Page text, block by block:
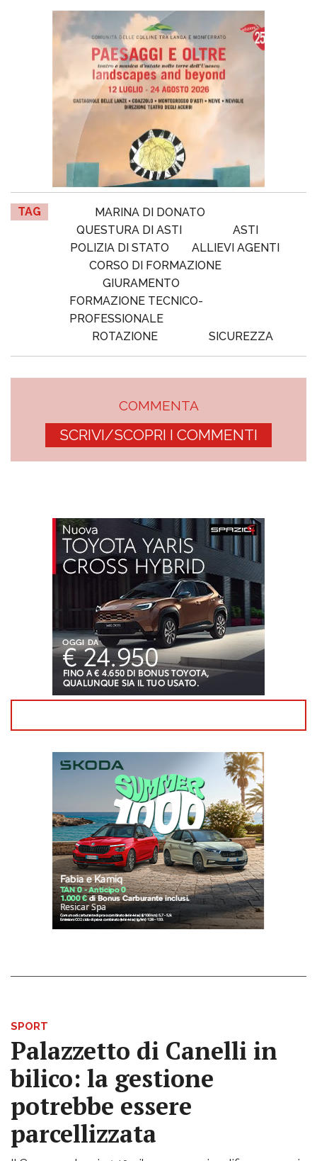
TAG
MARINA DI DONATO
QUESTURA DI ASTI
ASTI
POLIZIA DI STATO
ALLIEVI AGENTI
CORSO DI FORMAZIONE
GIURAMENTO
FORMAZIONE TECNICO-
PROFESSIONALE
ROTAZIONE
SICUREZZA
COMMENTA
SCRIVI/SCOPRI I COMMENTI
SPORT
Palazzetto di Canelli in
bilico: la gestione
potrebbe essere
parcellizzata